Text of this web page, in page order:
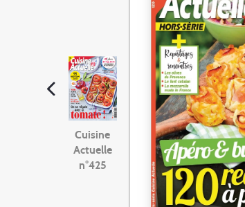
Cuisine
Actuelle
n°425